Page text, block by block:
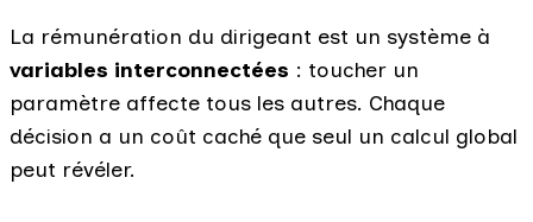
La rémunération du dirigeant est un système à
variables interconnectées : toucher un
paramètre affecte tous les autres. Chaque
décision a un coût caché que seul un calcul global
peut révéler.